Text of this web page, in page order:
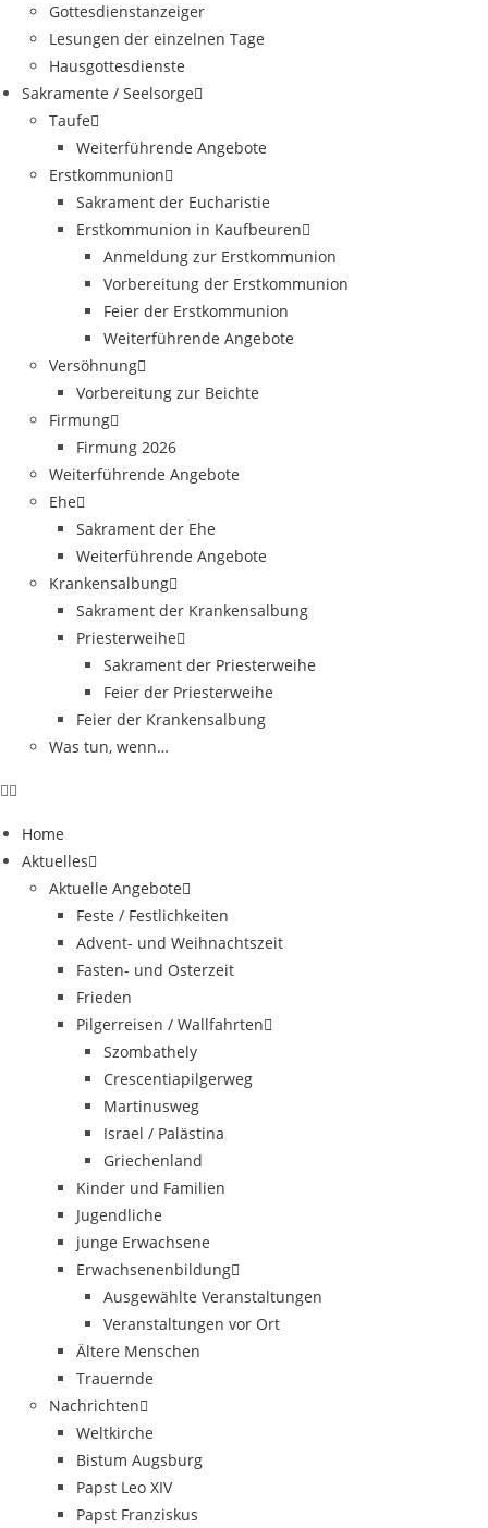
Gottesdienstanzeiger
Lesungen der einzelnen Tage
Hausgottesdienste
Sakramente / Seelsorge
Taufe
Weiterführende Angebote
Erstkommunion
Sakrament der Eucharistie
Erstkommunion in Kaufbeuren
Anmeldung zur Erstkommunion
Vorbereitung der Erstkommunion
Feier der Erstkommunion
Weiterführende Angebote
Versöhnung
Vorbereitung zur Beichte
Firmung
Firmung 2026
Weiterführende Angebote
Ehe
Sakrament der Ehe
Weiterführende Angebote
Krankensalbung
Sakrament der Krankensalbung
Priesterweihe
Sakrament der Priesterweihe
Feier der Priesterweihe
Feier der Krankensalbung
Was tun, wenn…
Home
Aktuelles
Aktuelle Angebote
Feste / Festlichkeiten
Advent- und Weihnachtszeit
Fasten- und Osterzeit
Frieden
Pilgerreisen / Wallfahrten
Szombathely
Crescentiapilgerweg
Martinusweg
Israel / Palästina
Griechenland
Kinder und Familien
Jugendliche
junge Erwachsene
Erwachsenenbildung
Ausgewählte Veranstaltungen
Veranstaltungen vor Ort
Ältere Menschen
Trauernde
Nachrichten
Weltkirche
Bistum Augsburg
Papst Leo XIV
Papst Franziskus